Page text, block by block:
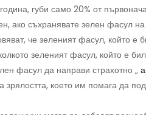
губи само 20% от
ако съхранявате зелен фасул
че зеленият фасул, който
зеленият фасул, който е бил
фасул да направи страхотно „
зрялостта, което им помага да